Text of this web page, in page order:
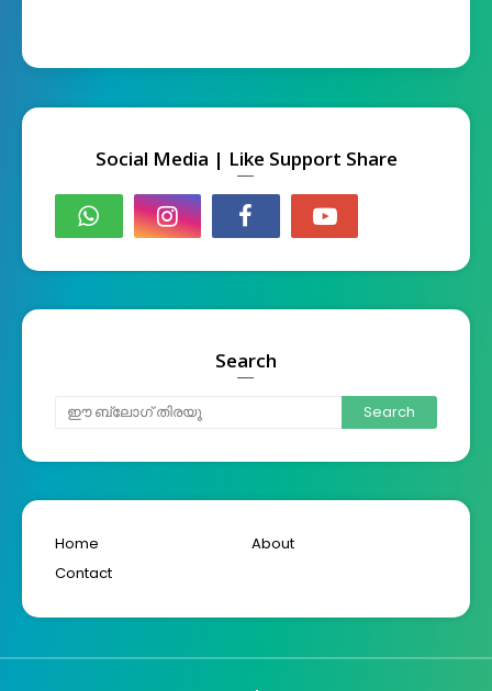
Social Media | Like Support Share
Search
Home
About
Contact